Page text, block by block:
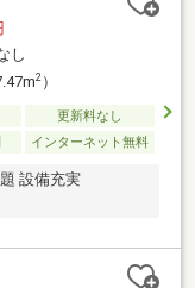
し
2）
更新料なし
インターネット無料
設備充実